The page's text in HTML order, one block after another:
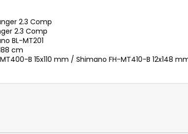
2.3 Comp
2.3 Comp
BL-MT201
cm
B 15x110 mm / Shimano FH-MT410-B 12x148